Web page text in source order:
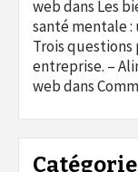
webdans Les
santé mentale
Trois questions
entreprise. –
webdans